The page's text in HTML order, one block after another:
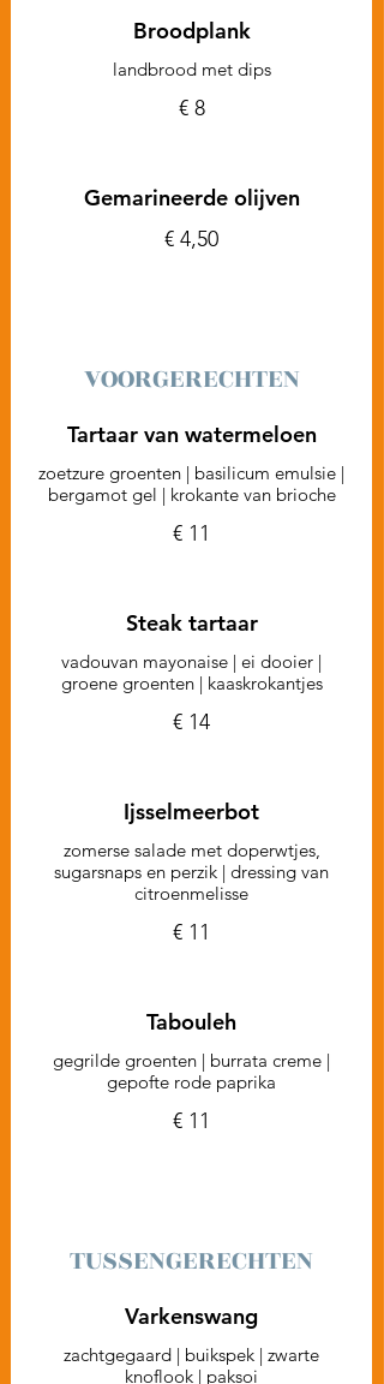
Broodplank
landbrood met dips
€ 8
Gemarineerde olijven
€ 4,50
VOORGERECHTEN
Tartaar van watermeloen
zoetzure groenten | basilicum emulsie |
bergamot gel | krokante van brioche
€ 11
Steak tartaar
vadouvan mayonaise | ei dooier |
groene groenten | kaaskrokantjes
€ 14
Ijsselmeerbot
zomerse salade met doperwtjes,
sugarsnaps en perzik | dressing van
citroenmelisse
€ 11
Tabouleh
gegrilde groenten | burrata creme |
gepofte rode paprika
€ 11
TUSSENGERECHTEN
Varkenswang
zachtgegaard | buikspek | zwarte
knoflook | paksoi